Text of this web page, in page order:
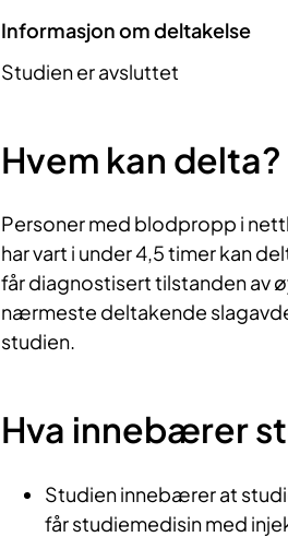
Informasjon om deltakelse
Studien er avsluttet
Hvem kan delta?
Personer med blodpropp i
har vart i under 4,5 timer kan
får diagnostisert tilstanden av
nærmeste deltakende
studien.
Hva innebærer
Studien innebærer at
får studiemedisin med